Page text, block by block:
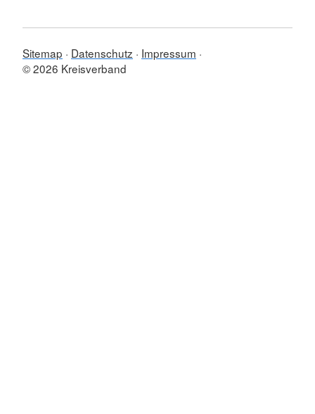
Sitemap Datenschutz
Impressum
© 2026 Kreisverband